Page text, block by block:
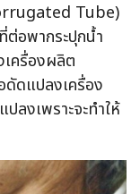
Tube)
อพากระปุกน้ำ
เครื่องผลิต
ดัดแปลงเครื่อง
ลงเพราะจะทำให้